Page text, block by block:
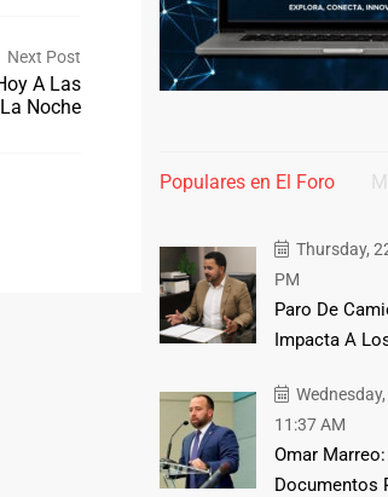
Next Post
A Las
Noche
Populares en El Foro
Thursday,
PM
Paro De
Impacta A
11:37 AM
Omar
Documentos